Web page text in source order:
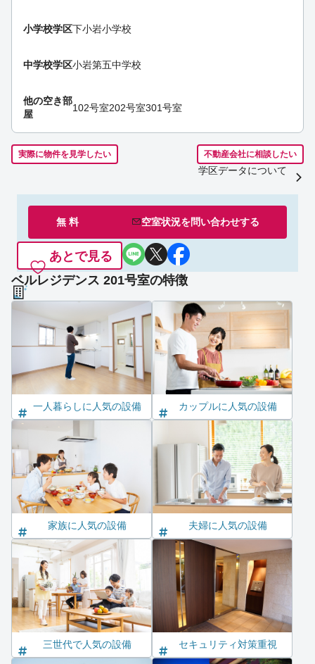
小学校学区下小岩小学校
中学校学区小岩第五中学校
他の空き部
屋
102号室202号室301号室
実際に物件を見学したい 不動産会社に相談したい
学区データについて
無 料 空室状況を問い合わせする
あとで見る
ベルレジデンス 201号室の特徴
一人暮らしに人気の設備 カップルに人気の設備
家族に人気の設備 夫婦に人気の設備
三世代で人気の設備 セキュリティ対策重視